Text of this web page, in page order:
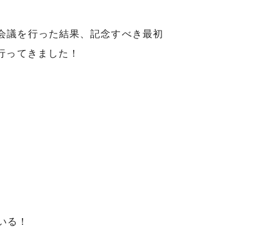
議を行った結果、記念すべき最初
てきました！
る！